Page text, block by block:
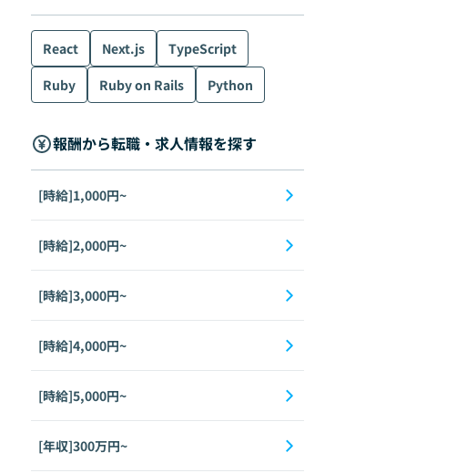
React Next.js
TypeScript
Ruby
Ruby on Rails Python
報酬から転職・求人情報を探す
[時給]1,000円~
[時給]2,000円~
[時給]3,000円~
[時給]4,000円~
[時給]5,000円~
[年収]300万円~